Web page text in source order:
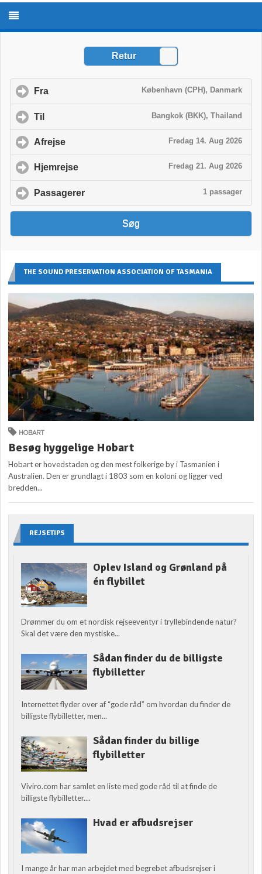
THE SOUND PRESERVATION ASSOCIATION OF TASMANIA
HOBART
Besøg hyggelige Hobart
Hobart er hovedstaden og den mest folkerige by i Tasmanien i
Australien. Den er grundlagt i 1803 som en koloni og ligger ved
bredden...
REJSETIPS
Oplev Island og Grønland på
én flybillet
Drømmer du om et nordisk rejseeventyr i tryllebindende natur?
Skal det være den mystiske...
Sådan finder du de billigste
flybilletter
Internettet flyder over af “gode råd” om hvordan du finder de
billigste flybilletter, men...
Sådan finder du billige
flybilletter
Viviro.com har samlet en liste med gode råd til at finde de
billigste flybilletter....
Hvad er afbudsrejser
I mange år har man arbejdet med begrebet afbudsrejser i